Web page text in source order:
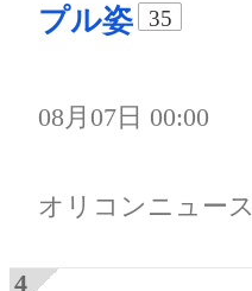
プル姿
35
08月07日 00:00
オリコンニュース